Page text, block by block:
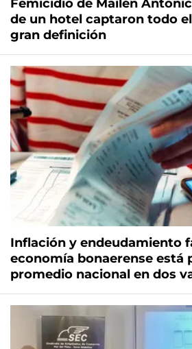
Femicidio de Mailén
de un hotel captaron todo
gran definición
Inflación y endeudamiento
economía bonaerense está
promedio nacional en dos